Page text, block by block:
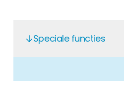
Speciale functies